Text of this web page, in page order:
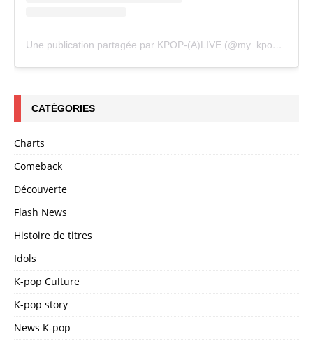
Une publication partagée par KPOP-(A)LIVE (@my_kpopalive)
CATÉGORIES
Charts
Comeback
Découverte
Flash News
Histoire de titres
Idols
K-pop Culture
K-pop story
News K-pop